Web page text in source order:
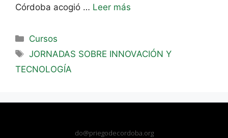
Córdoba acogió … Leer más
Cursos
JORNADAS SOBRE INNOVACIÓN Y
TECNOLOGÍA
do@priegodecordoba.org